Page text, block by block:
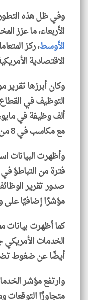
وفي ظل هذه
الأربعاء، ما عزز
الأوسط، ركز
الاقتصادية
وكان أبرزها
مع مكاسب في 8 من أصل 10 قطاعات فرعية.
وأظهرت البيانات
فترة من التباطؤ في
صدور تقرير
مؤشرًا إضافيًا
كما أظهرت بيانات
الخدمات
أيضًا عن ضغوط
متجاوزًا التوقعات